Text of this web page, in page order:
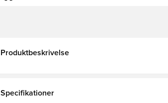
Produktbeskrivelse
Specifikationer